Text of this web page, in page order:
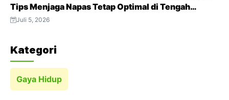
Tips Menjaga Napas Tetap Optimal di Tengah
Aktivitas Padat
Juli 5, 2026
Kategori
Gaya Hidup